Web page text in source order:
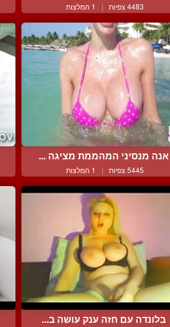
4483 צפיות | 1 המלצות
אנה מנסיני המהממת מציגה ...
5445 צפיות | 1 המלצות
בלונדה עם חזה ענק עושה ב...